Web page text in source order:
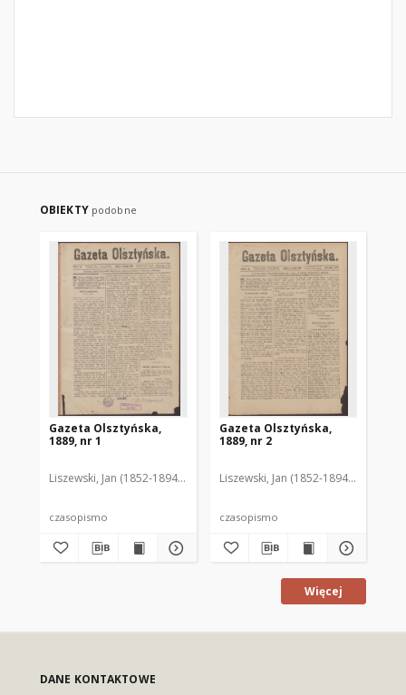
OBIEKTY podobne
Gazeta Olsztyńska,
1889, nr 1
Liszewski, Jan (1852-1894). Red.
czasopismo
Gazeta Olsztyńska,
1889, nr 2
Liszewski, Jan (1852-1894). Red.
czasopismo
Więcej
DANE KONTAKTOWE